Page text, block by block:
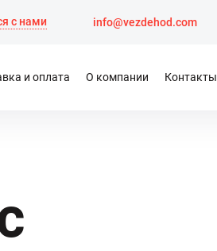
с нами info@vezdehod.com
и оплата О компании Контакты